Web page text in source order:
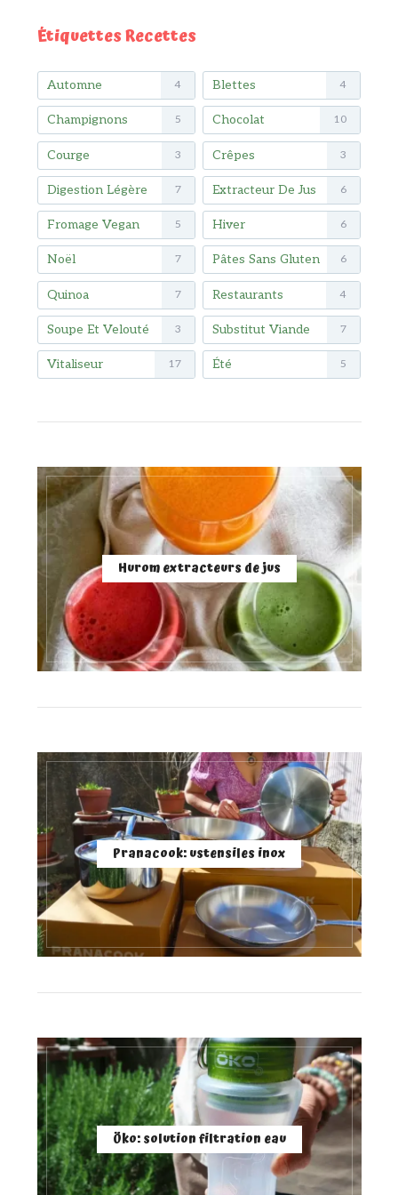
Étiquettes Recettes
Automne 4 Blettes 4
Champignons 5 Chocolat 10
Courge 3 Crêpes 3
Digestion Légère 7 Extracteur De Jus 6
Fromage Vegan 5 Hiver 6
Noël 7 Pâtes Sans Gluten 6
Quinoa 7 Restaurants 4
Soupe Et Velouté 3 Substitut Viande 7
Vitaliseur 17 Été 5
Hurom extracteurs de jus
Pranacook: ustensiles inox
Öko: solution filtration eau